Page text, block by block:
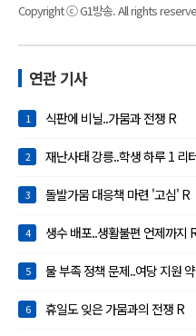
Copyright ⓒ G1방송. All rights
연관 기사
1 식판에 비닐..가뭄과 전쟁 R
2 재난사태 강릉..학생 하루 1 리
3 돌발가뭄 대응책 마련 '고심' R
4 생수 배포..생활불편 언제까지
5 물 부족 정책 문제..여당 지원
6 휴일도 잊은 가뭄과의 전쟁 R